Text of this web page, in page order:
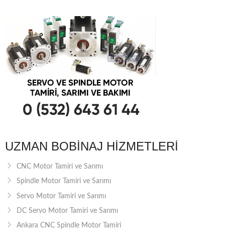
NAVIGATION
UZMAN BOBINAJ HIZMETLERI
CNC Motor Tamiri ve Sarımı
Spindle Motor Tamiri ve Sarımı
Servo Motor Tamiri ve Sarımı
DC Servo Motor Tamiri ve Sarımı
Ankara CNC Spindle Motor Tamiri